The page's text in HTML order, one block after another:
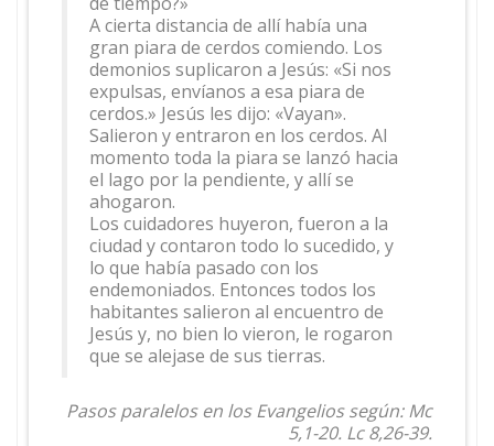
A cierta distancia de allí había una
gran piara de cerdos comiendo. Los
demonios suplicaron a Jesús: «Si nos
expulsas, envíanos a esa piara de
cerdos.» Jesús les dijo: «Vayan».
Salieron y entraron en los cerdos. Al
momento toda la piara se lanzó hacia
el lago por la pendiente, y allí se
ahogaron.
Los cuidadores huyeron, fueron a la
ciudad y contaron todo lo sucedido, y
lo que había pasado con los
endemoniados. Entonces todos los
habitantes salieron al encuentro de
Jesús y, no bien lo vieron, le rogaron
que se alejase de sus tierras.
Pasos paralelos en los Evangelios según: Mc
5,1-20. Lc 8,26-39.